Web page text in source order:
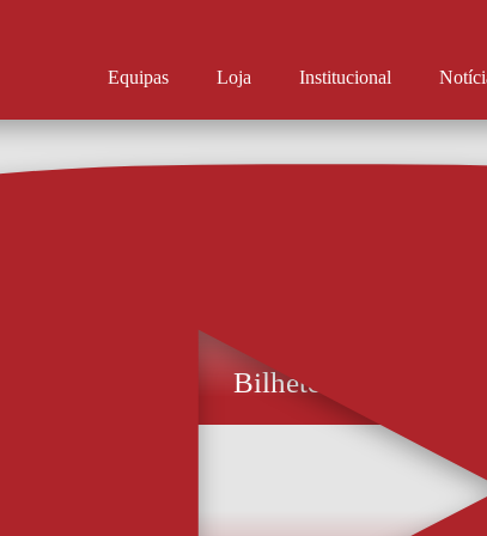
Equipas Loja Institucional
Bilhetes à venda
Preços entre 8 e 15 euros. Lugares
bilhetes para a estreia do AFS na
estarão à disposição na Loja AFS a